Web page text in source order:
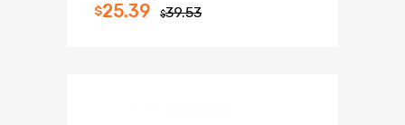
$39.53
$25.39